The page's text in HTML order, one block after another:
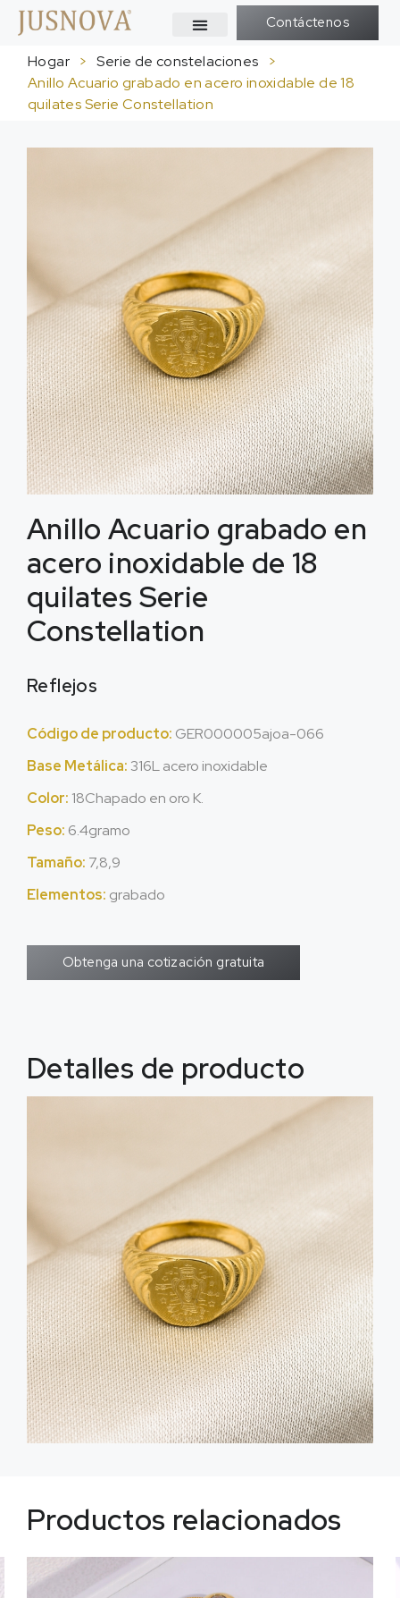
Contáctenos
Hogar > Serie de constelaciones
>
Anillo Acuario grabado en acero inoxidable de 18
quilates Serie Constellation
Anillo Acuario grabado en
acero inoxidable de 18
quilates Serie
Constellation
Reflejos
Código de producto: GER000005ajoa-066
Base Metálica: 316L acero inoxidable
Color: 18Chapado en oro K.
Peso: 6.4gramo
Tamaño: 7,8,9
Elementos: grabado
Obtenga una cotización gratuita
Detalles de producto
Productos relacionados